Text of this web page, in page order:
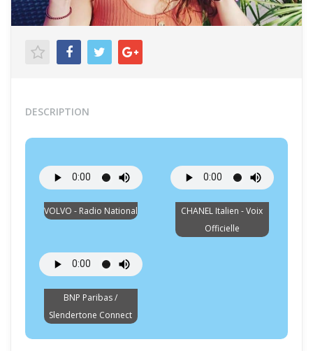
DESCRIPTION
VOLVO - Radio National
CHANEL Italien - Voix
Officielle
BNP Paribas /
Slendertone Connect